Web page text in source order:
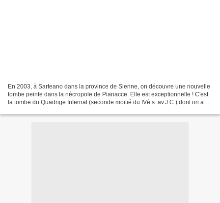
En 2003, à Sarteano dans la province de Sienne, on découvre une nouvelle
tombe peinte dans la nécropole de Pianacce. Elle est exceptionnelle ! C'est
la tombe du Quadrige Infernal (seconde moitié du IVè s. av.J.C.) dont on a